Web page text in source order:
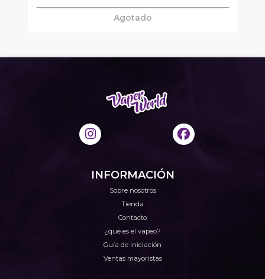
Agotado
INFORMACIÓN
Sobre nosotros
Tienda
Contacto
¿qué es el vapeo?
Guía de iniciación
Ventas mayoristas